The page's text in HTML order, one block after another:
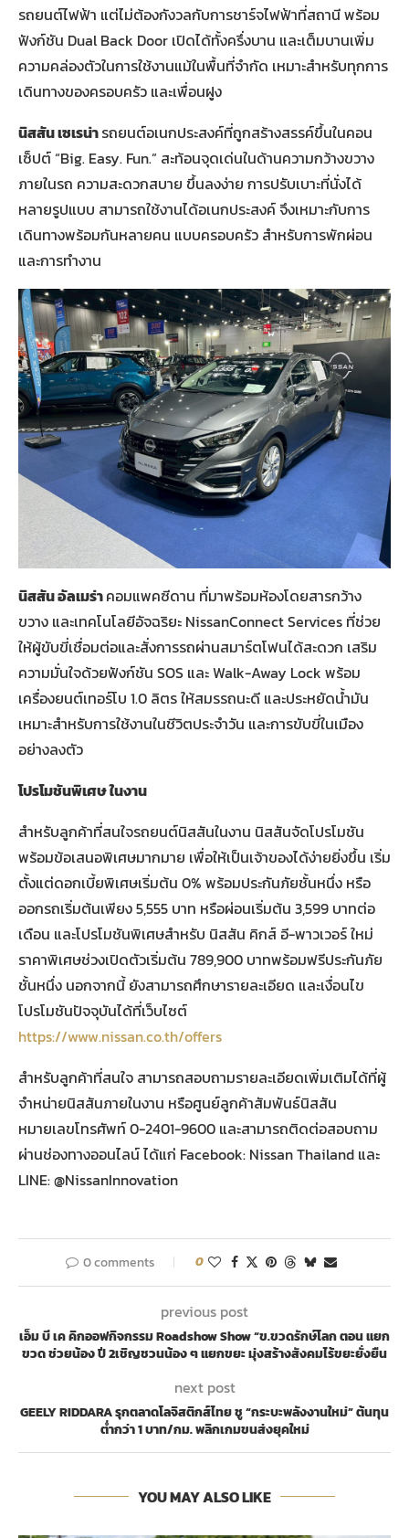
รถยนต์ไฟฟ้า แต่ไม่ต้องกังวลกับการชาร์จไฟฟ้าที่สถานี พร้อม
ฟังก์ชัน Dual Back Door เปิดได้ทั้งครึ่งบาน และเต็มบานเพิ่ม
ความคล่องตัวในการใช้งานแม้ในพื้นที่จำกัด เหมาะสำหรับทุกการ
เดินทางของครอบครัว และเพื่อนฝูง
นิสสัน เซเรน่ารถยนต์อเนกประสงค์ที่ถูกสร้างสรรค์ขึ้นในคอน
เซ็ปต์ “Big. Easy. Fun.” สะท้อนจุดเด่นในด้านความกว้างขวาง
ภายในรถ ความสะดวกสบาย ขึ้นลงง่าย การปรับเบาะที่นั่งได้
หลายรูปแบบ สามารถใช้งานได้อเนกประสงค์ จึงเหมาะกับการ
เดินทางพร้อมกันหลายคน แบบครอบครัว สำหรับการพักผ่อน
และการทำงาน
นิสสัน อัลเมร่าคอมแพคซีดาน ที่มาพร้อมห้องโดยสารกว้าง
ขวาง และเทคโนโลยีอัจฉริยะ NissanConnect Services ที่ช่วย
ให้ผู้ขับขี่เชื่อมต่อและสั่งการรถผ่านสมาร์ตโฟนได้สะดวก เสริม
ความมั่นใจด้วยฟังก์ชัน SOS และ Walk-Away Lock พร้อม
เครื่องยนต์เทอร์โบ 1.0 ลิตร ให้สมรรถนะดี และประหยัดน้ำมัน
เหมาะสำหรับการใช้งานในชีวิตประจำวัน และการขับขี่ในเมือง
อย่างลงตัว
โปรโมชันพิเศษในงาน
สำหรับลูกค้าที่สนใจรถยนต์นิสสันในงาน นิสสันจัดโปรโมชัน
พร้อมข้อเสนอพิเศษมากมาย เพื่อให้เป็นเจ้าของได้ง่ายยิ่งขึ้น เริ่ม
ตั้งแต่ดอกเบี้ยพิเศษเริ่มต้น 0% พร้อมประกันภัยชั้นหนึ่ง หรือ
ออกรถเริ่มต้นเพียง 5,555 บาท หรือผ่อนเริ่มต้น 3,599 บาทต่อ
เดือน และโปรโมชันพิเศษสำหรับ นิสสัน คิกส์ อี-พาวเวอร์ ใหม่
ราคาพิเศษช่วงเปิดตัวเริ่มต้น 789,900 บาทพร้อมฟรีประกันภัย
ชั้นหนึ่ง นอกจากนี้ ยังสามารถศึกษารายละเอียด และเงื่อนไข
โปรโมชันปัจจุบันได้ที่เว็บไซต์
https://www.nissan.co.th/offers
สำหรับลูกค้าที่สนใจ สามารถสอบถามรายละเอียดเพิ่มเติมได้ที่ผู้
จำหน่ายนิสสันภายในงาน หรือศูนย์ลูกค้าสัมพันธ์นิสสัน
หมายเลขโทรศัพท์ 0-2401-9600 และสามารถติดต่อสอบถาม
ผ่านช่องทางออนไลน์ ได้แก่ Facebook: Nissan Thailand และ
LINE: @NissanInnovation
0 comments 0
previous post
เอ็ม บี เค คิกออฟกิจกรรม Roadshow Show “ข.ขวดรักษ์โลก ตอน แยก
ขวด ช่วยน้อง ปี 2เชิญชวนน้อง ๆ แยกขยะ มุ่งสร้างสังคมไร้ขยะยั่งยืน
next post
GEELY RIDDARA รุกตลาดโลจิสติกส์ไทย ชู “กระบะพลังงานใหม่” ต้นทุน
ต่ำกว่า 1 บาท/กม. พลิกเกมขนส่งยุคใหม่
YOU MAY ALSO LIKE